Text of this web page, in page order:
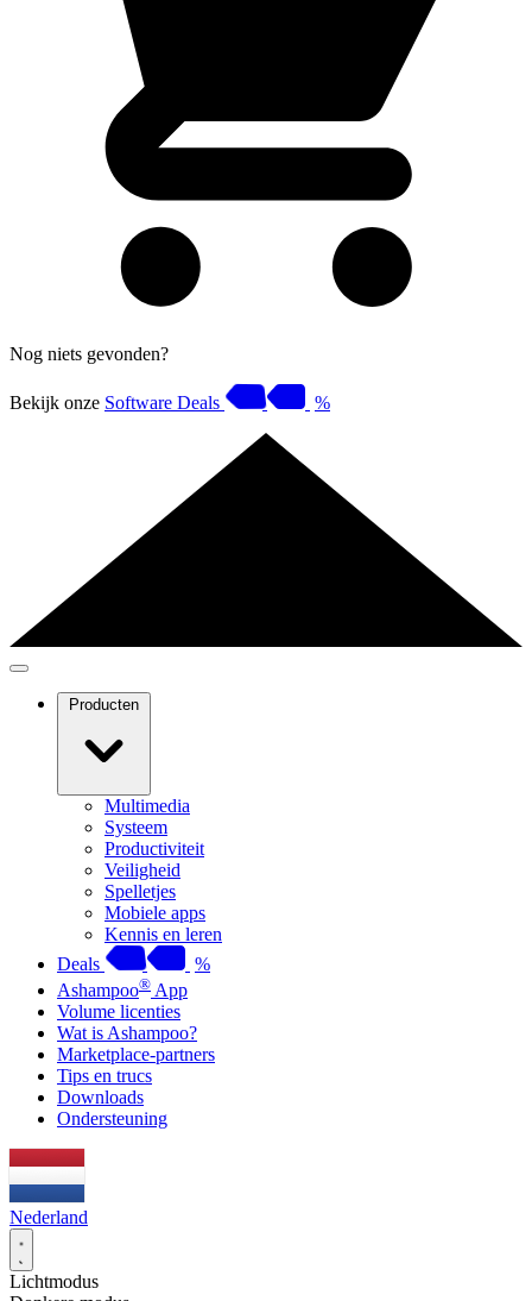
Nog niets gevonden?
Bekijk onze Software Deals %
Producten
Multimedia
Systeem
Productiviteit
Veiligheid
Spelletjes
Mobiele apps
Kennis en leren
Deals
%
Ashampoo® App
Volume licenties
Wat is Ashampoo?
Marketplace-partners
Tips en trucs
Downloads
Ondersteuning
Nederland
Lichtmodus